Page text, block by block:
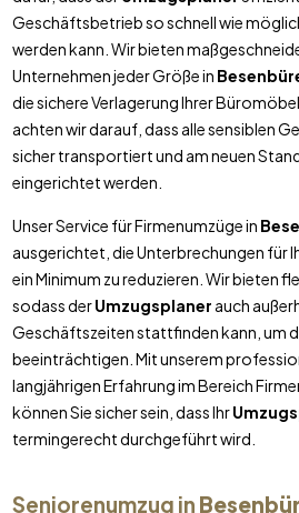
Geschäftsbetrieb so schnell wie
werden kann. Wir bieten
Unternehmen jeder Größe in
die sichere Verlagerung Ihrer
achten wir darauf, dass alle sensiblen
sicher transportiert und am neuen
eingerichtet werden.
Unser Service für Firmenumzüge in
ausgerichtet, die Unterbrechungen für
ein Minimum zu reduzieren. Wir bieten
sodass derUmzugsplaner auch
Geschäftszeiten stattfinden kann, um
beeinträchtigen. Mit unserem
langjährigen Erfahrung im Bereich
können Sie sicher sein, dass Ihr
termingerecht durchgeführt wird.
Seniorenumzug in